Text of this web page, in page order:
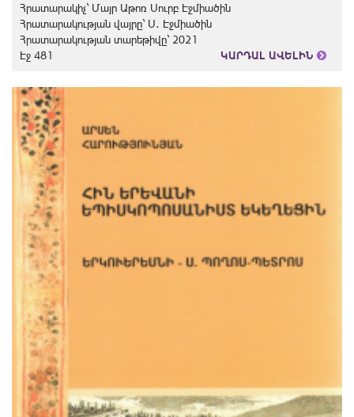
Հրատարակիչ` Մայր Աթոռ Սուրբ Էջմիածին
Հրատարակության վայրը` Ս․ Էջմիածին
Հրատարակության տարեթիվը` 2021
Էջ 481
ԿԱՐԴԱԼ ԱՎԵԼԻՆ